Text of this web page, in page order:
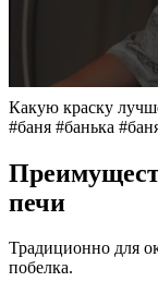
Какую краску
#баня #банька
печи
Традиционно для
побелка.